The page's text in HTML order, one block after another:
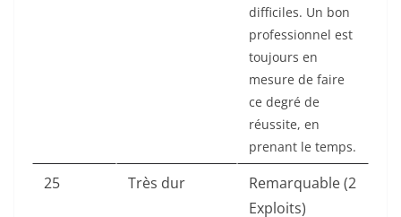
difficiles. Un bon
professionnel est
toujours en
mesure de faire
ce degré de
réussite, en
prenant le temps.
25 Très dur
Remarquable (2
Exploits)